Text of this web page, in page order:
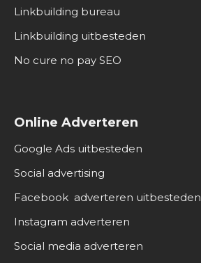
Linkbuilding bureau
Linkbuilding uitbesteden
No cure no pay SEO
Online Adverteren
Google Ads uitbesteden
Social advertising
Facebook adverteren uitbesteden
Instagram adverteren
Social media adverteren